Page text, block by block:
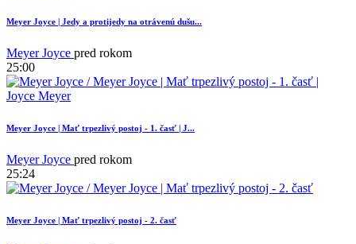
Meyer Joyce | Jedy a protijedy na otrávenú dušu...
Meyer Joyce pred rokom
25:00
Meyer Joyce | Mať trpezlivý postoj - 1. časť | J...
Meyer Joyce pred rokom
25:24
Meyer Joyce | Mať trpezlivý postoj - 2. časť